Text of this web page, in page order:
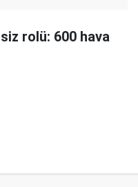
rolü: 600 hava